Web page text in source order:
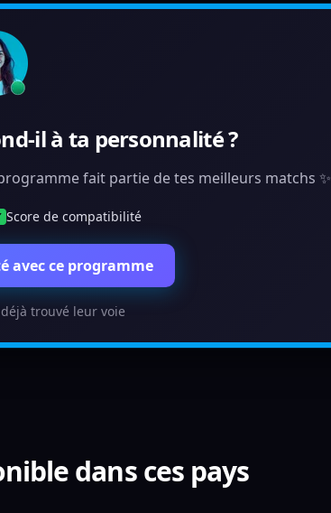
il à ta personnalité ?
fait partie de tes meilleurs matchs ✨
Score de compatibilité
avec ce programme
trouvé leur voie
dans ces pays